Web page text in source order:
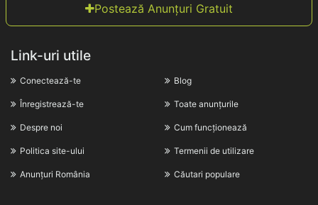
Postează Anunțuri Gratuit
Link-uri utile
Conectează-te
Înregistrează-te
Despre noi
Politica site-ului
Anunțuri România
Blog
Toate anunțurile
Cum funcționează
Termenii de utilizare
Căutari populare